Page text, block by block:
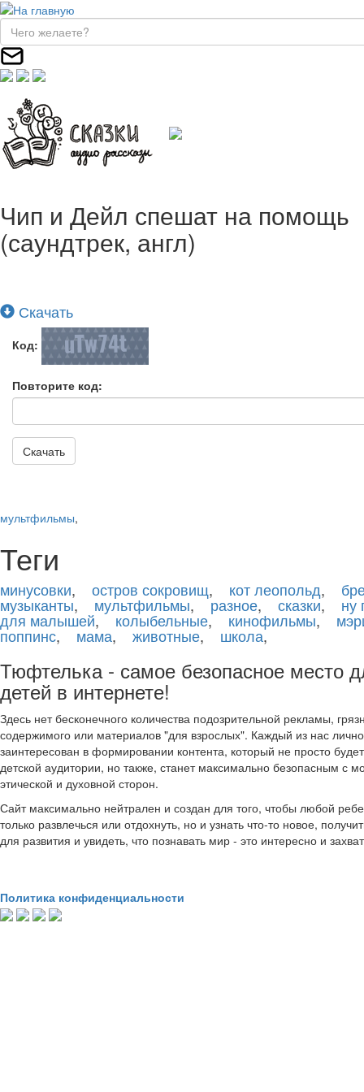
Чип и Дейл спешат на помощь
(саундтрек, англ)
Скачать
Код:
Повторите код:
Скачать
мультфильмы,
Теги
минусовки, остров сокровищ, кот леопольд,
музыканты, мультфильмы,разное, сказки, ну
для малышей, колыбельные, кинофильмы,
поппинс, мама, животные, школа,
Тюфтелька - самое безопасное место
детей в интернете!
Здесь нет бесконечного количества подозрительной рекламы,
содержимого или материалов "для взрослых". Каждый из нас лично
заинтересован в формировании контента, который не просто
детской аудитории, но также, станет максимально безопасным с
этической и духовной сторон.
Сайт максимально нейтрален и создан для того, чтобы любой
только развлечься или отдохнуть, но и узнать что-то новое,
для развития и увидеть, что познавать мир - это интересно и
Политика конфиденциальности